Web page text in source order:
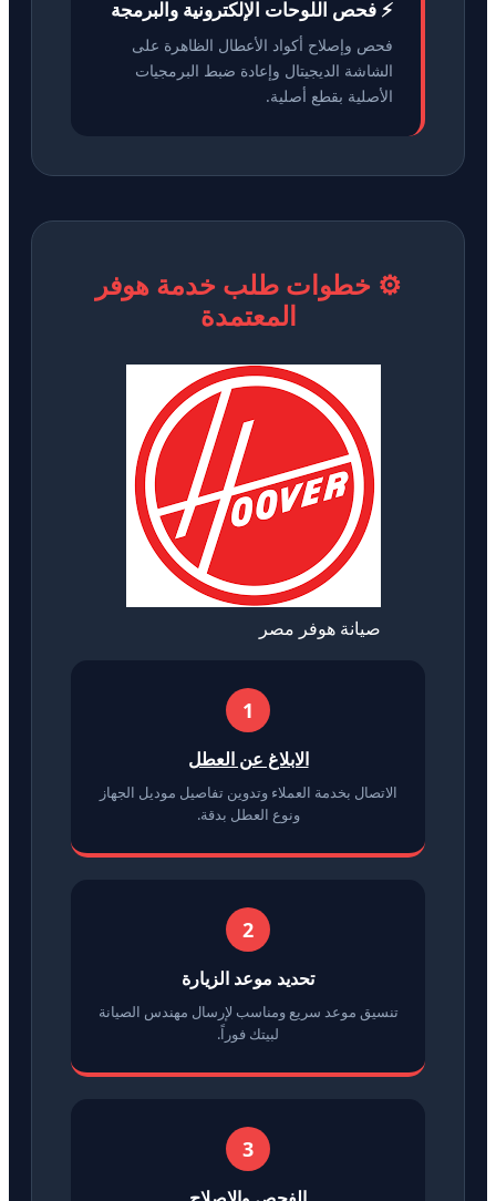
⚡ فحص اللوحات الإلكترونية والبرمجة
فحص وإصلاح أكواد الأعطال الظاهرة على
الشاشة الديجيتال وإعادة ضبط البرمجيات
الأصلية بقطع أصلية.
⚙️ خطوات طلب خدمة هوفر
المعتمدة
صيانة هوفر مصر
1
الابلاغ عن العطل
الاتصال بخدمة العملاء وتدوين تفاصيل موديل الجهاز
ونوع العطل بدقة.
2
تحديد موعد الزيارة
تنسيق موعد سريع ومناسب لإرسال مهندس الصيانة
لبيتك فوراً.
3